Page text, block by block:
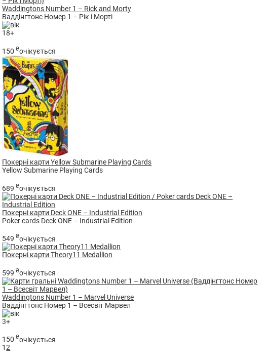
Waddingtons Number 1 – Rick and Morty
Ваддінгтонс Номер 1 – Рік і Морті
18+
150₴очікується
Покерні карти Yellow Submarine Playing Cards
Yellow Submarine Playing Cards
689₴очікується
Покерні карти Deck ONE – Industrial Edition
Poker cards Deck ONE – Industrial Edition
549₴очікується
Покерні карти Theory11 Medallion
599₴очікується
Waddingtons Number 1 – Marvel Universe
Ваддінгтонс Номер 1 – Всесвіт Марвел
3+
150₴очікується
12